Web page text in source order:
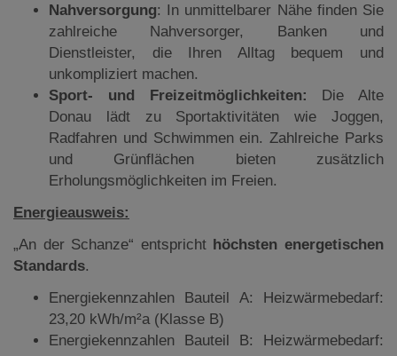
Nahversorgung: In unmittelbarer Nähe finden Sie
zahlreiche Nahversorger, Banken und
Dienstleister, die Ihren Alltag bequem und
unkompliziert machen.
Sport- und Freizeitmöglichkeiten: Die Alte
Donau lädt zu Sportaktivitäten wie Joggen,
Radfahren und Schwimmen ein. Zahlreiche Parks
und Grünflächen bieten zusätzlich
Erholungsmöglichkeiten im Freien.
Energieausweis:
„An der Schanze“ entspricht höchsten energetischen
Standards.
Energiekennzahlen Bauteil A: Heizwärmebedarf:
23,20 kWh/m²a (Klasse B)
Energiekennzahlen Bauteil B: Heizwärmebedarf: